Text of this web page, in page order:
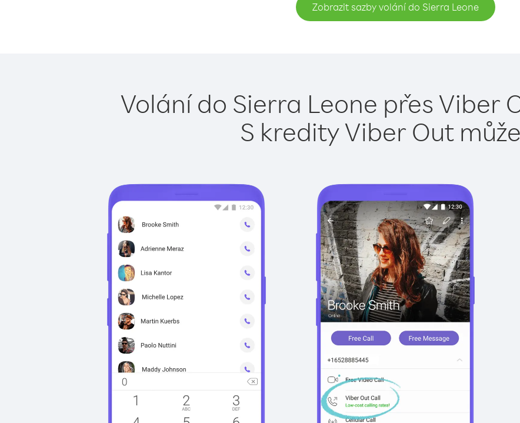
Zobrazit sazby volání do Sierra Leone
Volání do Sierra Leone přes Viber
S kredity Viber Out